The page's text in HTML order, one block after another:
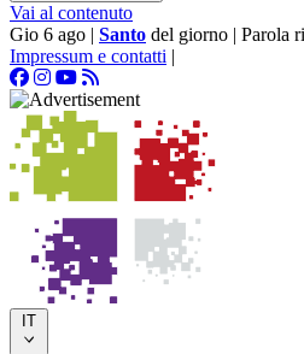
Vai al contenuto
Gio 6 ago | Santo del giorno | Parola
Impressum e contatti |
IT